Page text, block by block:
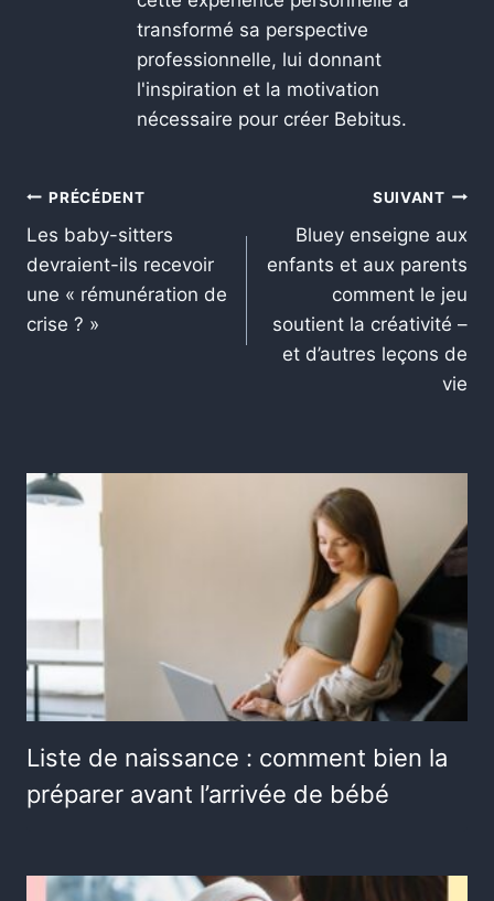
transformé sa perspective
professionnelle, lui donnant
l'inspiration et la motivation
nécessaire pour créer Bebitus.
PRÉCÉDENT
Les baby-sitters
devraient-ils recevoir
une « rémunération de
crise ? »
SUIVANT
Bluey enseigne aux
enfants et aux parents
comment le jeu
soutient la créativité –
et d’autres leçons de
vie
Liste de naissance : comment bien la
préparer avant l’arrivée de bébé